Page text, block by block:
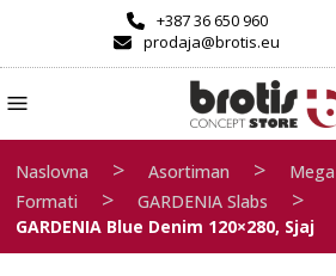
+387 36 650 960
prodaja@brotis.eu
Naslovna > Asortiman >
Mega
Formati
> GARDENIA Slabs >
GARDENIA Blue Denim 120×280, Sjaj